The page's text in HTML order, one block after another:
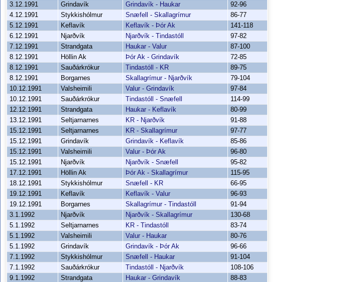
3.12.1991
Grindavík Grindavík - Haukar
92-96
4.12.1991
Stykkishólmur Snæfell - Skallagrímur
86-77
5.12.1991
Keflavík Keflavík - Þór Ak
141-118
6.12.1991
Njarðvík Njarðvík - Tindastóll
97-82
7.12.1991
Strandgata Haukar - Valur
87-100
8.12.1991
Höllin Ak Þór Ak - Grindavík
72-85
8.12.1991
Sauðárkrókur Tindastóll - KR
89-75
8.12.1991
Borgarnes Skallagrímur - Njarðvík
79-104
10.12.1991
Valsheimili Valur - Grindavík
97-84
10.12.1991
Sauðárkrókur Tindastóll - Snæfell
114-99
12.12.1991
Strandgata Haukar - Keflavík
80-99
13.12.1991
Seltjarnarnes KR - Njarðvík
91-88
15.12.1991
Seltjarnarnes KR - Skallagrímur
97-77
15.12.1991
Grindavík Grindavík - Keflavík
85-86
15.12.1991
Valsheimili Valur - Þór Ak
96-80
15.12.1991
Njarðvík Njarðvík - Snæfell
95-82
17.12.1991
Höllin Ak Þór Ak - Skallagrímur
115-95
18.12.1991
Stykkishólmur Snæfell - KR
66-95
19.12.1991
Keflavík Keflavík - Valur
96-93
19.12.1991
Borgarnes Skallagrímur - Tindastóll
91-94
3.1.1992
Njarðvík Njarðvík - Skallagrímur
130-68
5.1.1992
Seltjarnarnes KR - Tindastóll
83-74
5.1.1992
Valsheimili Valur - Haukar
80-76
5.1.1992
Grindavík Grindavík - Þór Ak
96-66
7.1.1992
Stykkishólmur Snæfell - Haukar
91-104
7.1.1992
Sauðárkrókur Tindastóll - Njarðvík
108-106
9.1.1992
Strandgata Haukar - Grindavík
88-83